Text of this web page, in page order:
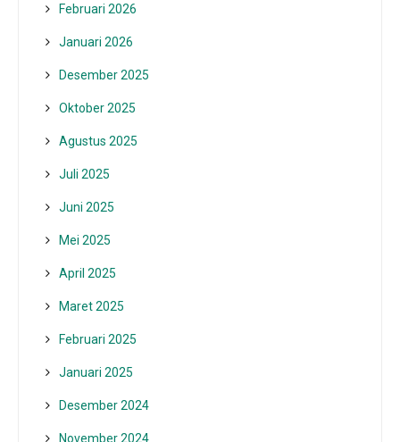
Februari 2026
Januari 2026
Desember 2025
Oktober 2025
Agustus 2025
Juli 2025
Juni 2025
Mei 2025
April 2025
Maret 2025
Februari 2025
Januari 2025
Desember 2024
November 2024